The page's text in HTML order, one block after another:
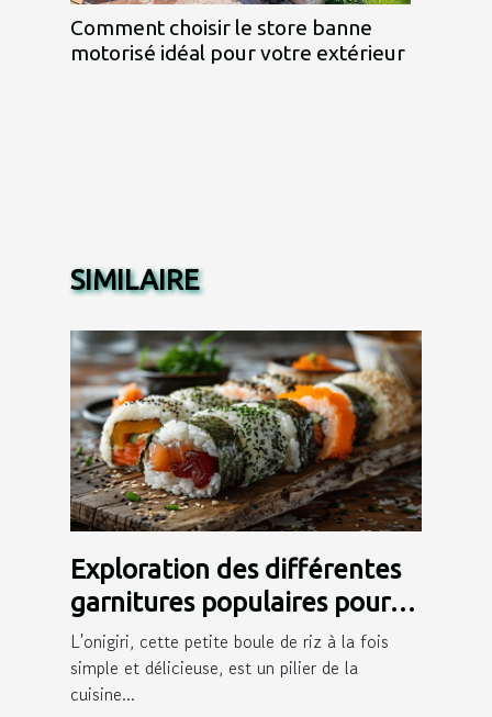
Comment choisir le store banne
motorisé idéal pour votre extérieur
SIMILAIRE
Exploration des différentes
garnitures populaires pour
onigiri
L'onigiri, cette petite boule de riz à la fois
simple et délicieuse, est un pilier de la
cuisine...